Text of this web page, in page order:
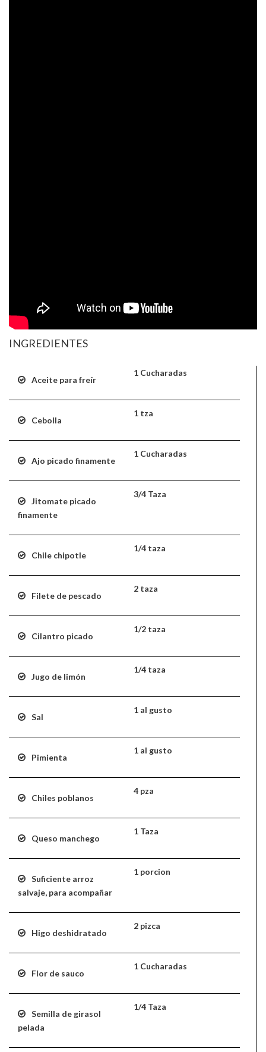
INGREDIENTES
Aceite para freír
1 Cucharadas
Cebolla
1 tza
Ajo picado finamente
1 Cucharadas
Jitomate picado
finamente
3/4 Taza
Chile chipotle
1/4 taza
Filete de pescado
2 taza
Cilantro picado
1/2 taza
Jugo de limón
1/4 taza
Sal
1 al gusto
Pimienta
1 al gusto
Chiles poblanos
4 pza
Queso manchego
1 Taza
Suficiente arroz
salvaje, para acompañar
1 porcion
Higo deshidratado
2 pizca
Flor de sauco
1 Cucharadas
Semilla de girasol
pelada
1/4 Taza